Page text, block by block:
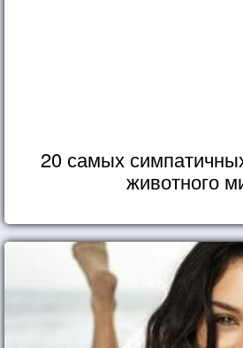
20 самых
животного